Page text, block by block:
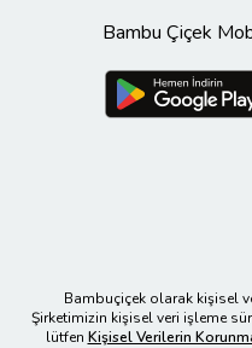
Bambu Çiçek
Bambuçiçek olarak kişisel
Şirketimizin kişisel veri işleme
lütfen Kişisel Verilerin